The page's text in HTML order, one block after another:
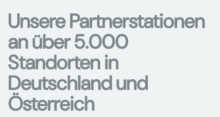
Unsere Partnerstationen
an über 5.000
Standorten in
Deutschland und
Österreich